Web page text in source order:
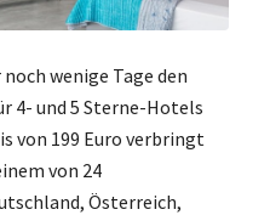
wenige Tage den
4- und 5 Sterne-Hotels
von 199 Euro verbringt
von 24
Österreich,